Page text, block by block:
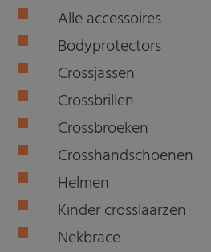
Alle accessoires
Bodyprotectors
Crossjassen
Crossbrillen
Crossbroeken
Crosshandschoenen
Helmen
Kinder crosslaarzen
Nekbrace